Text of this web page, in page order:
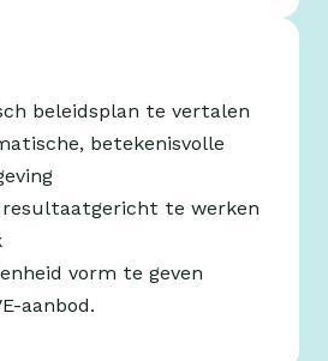
beleidsplan te vertalen
betekenisvolle
te werken
vorm te geven
aanbod.